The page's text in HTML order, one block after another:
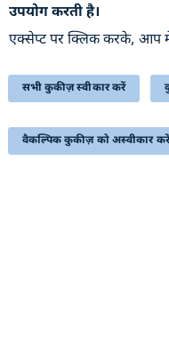
उपयोग करती है।
एक्सेप्ट पर क्लिक करके, आप
सभी कुकीज़ स्वीकार करें
वैकल्पिक कुकीज़ को अस्वीकार करें
पुरालेख
वेबसाइट की नीतियाँ
सहायता
सम्बंधित लिंक्स